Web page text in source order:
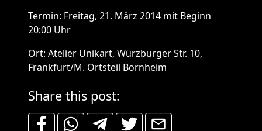
Termin: Freitag, 21. März 2014 mit Beginn
20:00 Uhr
Ort: Atelier Unikart, Würzburger Str. 10,
Frankfurt/M. Ortsteil Bornheim
Share this post: